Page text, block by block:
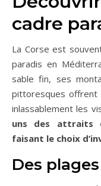
cadre
La Corse est
paradis en
sable fin, ses
pittoresques offrent
inlassablement les
uns des attraits
faisant le choix
Des